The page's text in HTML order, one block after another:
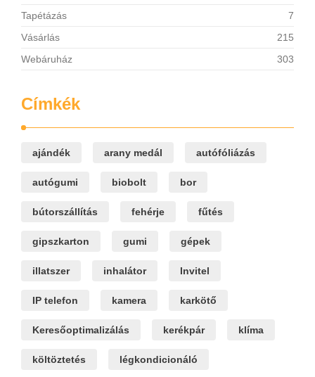
Tapétázás
7
Vásárlás
215
Webáruház
303
Címkék
ajándék arany medál autófóliázás
autógumi biobolt bor
bútorszállítás fehérje fűtés
gipszkarton gumi gépek
illatszer inhalátor Invitel
IP telefon kamera karkötő
Keresőoptimalizálás kerékpár klíma
költöztetés légkondicionáló